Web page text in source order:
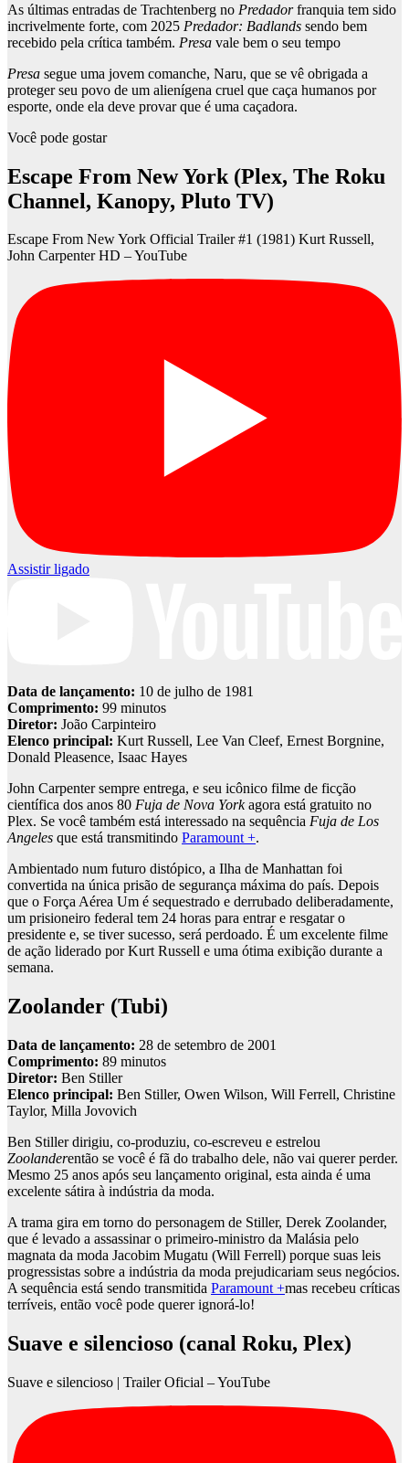
As últimas entradas de Trachtenberg no Predadorfranquia tem sido
incrivelmente forte, com 2025 Predador: Badlands sendo bem
recebido pela crítica também. Presa vale bem o seu tempo
Presa segue uma jovem comanche, Naru, que se vê obrigada a
proteger seu povo de um alienígena cruel que caça humanos por
esporte, onde ela deve provar que é uma caçadora.
Você pode gostar
Escape From New York (Plex, The Roku
Channel, Kanopy, Pluto TV)
Escape From New York Official Trailer #1 (1981) Kurt Russell,
John Carpenter HD – YouTube
Assistir ligado
Data de lançamento: 10 de julho de 1981
Comprimento: 99 minutos
Diretor: João Carpinteiro
Elenco principal: Kurt Russell, Lee Van Cleef, Ernest Borgnine,
Donald Pleasence, Isaac Hayes
John Carpenter sempre entrega, e seu icônico filme de ficção
científica dos anos 80 Fuja de Nova Yorkagora está gratuito no
Plex. Se você também está interessado na sequência Fuja de Los
Angeles que está transmitindo Paramount +.
Ambientado num futuro distópico, a Ilha de Manhattan foi
convertida na única prisão de segurança máxima do país. Depois
que o Força Aérea Um é sequestrado e derrubado deliberadamente,
um prisioneiro federal tem 24 horas para entrar e resgatar o
presidente e, se tiver sucesso, será perdoado. É um excelente filme
de ação liderado por Kurt Russell e uma ótima exibição durante a
semana.
Zoolander (Tubi)
Data de lançamento: 28 de setembro de 2001
Comprimento: 89 minutos
Diretor: Ben Stiller
Elenco principal: Ben Stiller, Owen Wilson, Will Ferrell, Christine
Taylor, Milla Jovovich
Ben Stiller dirigiu, co-produziu, co-escreveu e estrelou
Zoolanderentão se você é fã do trabalho dele, não vai querer perder.
Mesmo 25 anos após seu lançamento original, esta ainda é uma
excelente sátira à indústria da moda.
A trama gira em torno do personagem de Stiller, Derek Zoolander,
que é levado a assassinar o primeiro-ministro da Malásia pelo
magnata da moda Jacobim Mugatu (Will Ferrell) porque suas leis
progressistas sobre a indústria da moda prejudicariam seus negócios.
A sequência está sendo transmitida Paramount +mas recebeu críticas
terríveis, então você pode querer ignorá-lo!
Suave e silencioso (canal Roku, Plex)
Suave e silencioso | Trailer Oficial – YouTube